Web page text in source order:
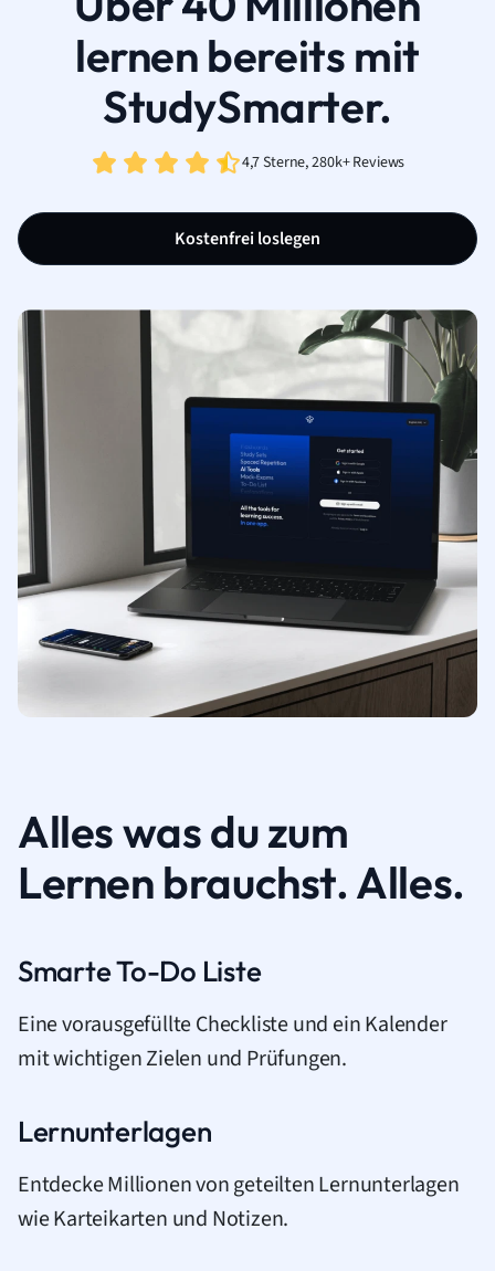
lernen bereits mit
StudySmarter.
4,7 Sterne, 280k+ Reviews
Kostenfrei loslegen
Alles was du zum
Lernen brauchst. Alles.
Smarte To-Do Liste
Eine vorausgefüllte Checkliste und ein Kalender
mit wichtigen Zielen und Prüfungen.
Lernunterlagen
Entdecke Millionen von geteilten Lernunterlagen
wie Karteikarten und Notizen.